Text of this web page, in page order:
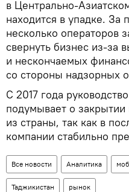
в Центрально-
находится в упадке. За
несколько операторов
свернуть бизнес из-за
и нескончаемых
со стороны надзорных
С 2017 года
подумывает о
из страны, так как в
компании стабильно
Все новости Аналитика
Таджикистан рынок